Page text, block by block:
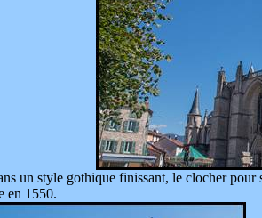
un style gothique finissant, le clocher pour
en 1550.